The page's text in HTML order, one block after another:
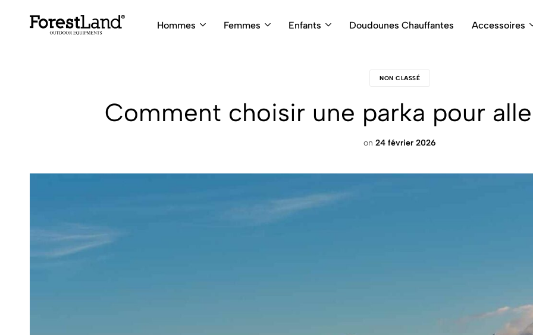
Hommes Femmes Enfants Doudounes Chauffantes Accessoires
NON CLASSÉ
Comment choisir une parka pour
on 24 février 2026